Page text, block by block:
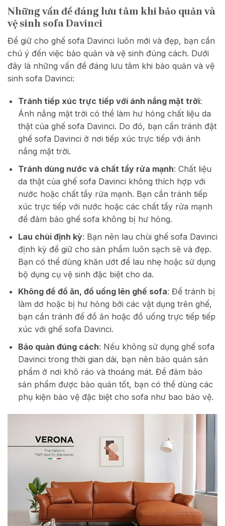
Những vấn đề đáng lưu tâm khi bảo quản và
vệ sinh sofa Davinci
Để giữ cho ghế sofa Davinci luôn mới và đẹp, bạn cần
chú ý đến việc bảo quản và vệ sinh đúng cách. Dưới
đây là những vấn đề đáng lưu tâm khi bảo quản và vệ
sinh sofa Davinci:
Tránh tiếp xúc trực tiếp với ánh nắng mặt trời:
Ánh nắng mặt trời có thể làm hư hỏng chất liệu da
thật của ghế sofa Davinci. Do đó, bạn cần tránh đặt
ghế sofa Davinci ở nơi tiếp xúc trực tiếp với ánh
nắng mặt trời.
Tránh dùng nước và chất tẩy rửa mạnh: Chất liệu
da thật của ghế sofa Davinci không thích hợp với
nước hoặc chất tẩy rửa mạnh. Bạn cần tránh tiếp
xúc trực tiếp với nước hoặc các chất tẩy rửa mạnh
để đảm bảo ghế sofa không bị hư hỏng.
Lau chùi định kỳ: Bạn nên lau chùi ghế sofa Davinci
định kỳ để giữ cho sản phẩm luôn sạch sẽ và đẹp.
Bạn có thể dùng khăn ướt để lau nhẹ hoặc sử dụng
bộ dụng cụ vệ sinh đặc biệt cho da.
Không để đồ ăn, đồ uống lên ghế sofa: Để tránh bị
làm dơ hoặc bị hư hỏng bởi các vật dụng trên ghế,
bạn cần tránh để đồ ăn hoặc đồ uống trực tiếp tiếp
xúc với ghế sofa Davinci.
Bảo quản đúng cách: Nếu không sử dụng ghế sofa
Davinci trong thời gian dài, bạn nên bảo quản sản
phẩm ở nơi khô ráo và thoáng mát. Để đảm bảo
sản phẩm được bảo quản tốt, bạn có thể dùng các
phụ kiện bảo vệ đặc biệt cho sofa như bao bảo vệ.